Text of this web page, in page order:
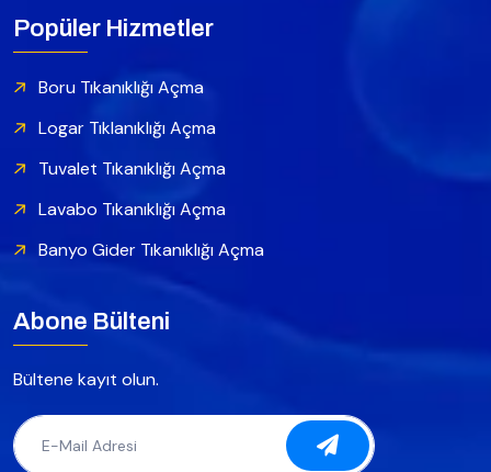
Popüler Hizmetler
Boru Tıkanıklığı Açma
Logar Tıklanıklığı Açma
Tuvalet Tıkanıklığı Açma
Lavabo Tıkanıklığı Açma
Banyo Gider Tıkanıklığı Açma
Abone Bülteni
Bültene kayıt olun.